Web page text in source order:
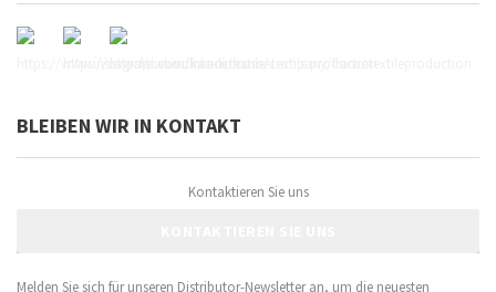
BLEIBEN WIR IN KONTAKT
Kontaktieren Sie uns
Melden Sie sich für unseren Distributor-Newsletter an, um die neuesten